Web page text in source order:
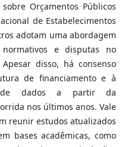
Orçamentos Públicos
de Estabelecimentos
adotam uma abordagem
e disputas no
disso, há consenso
de financiamento e à
de dados a partir da
nos últimos anos. Vale
reunir estudos atualizados
bases acadêmicas, como